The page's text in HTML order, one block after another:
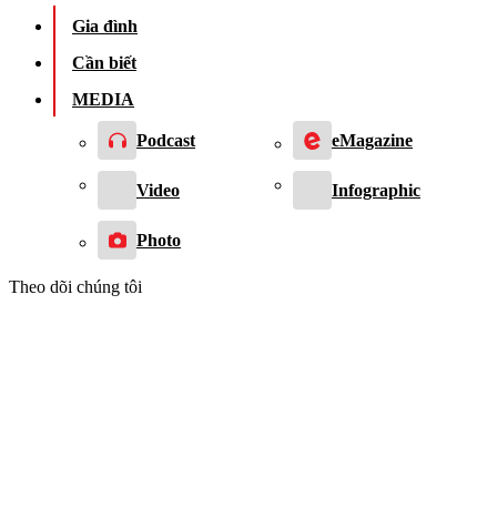
Gia đình
Cần biết
MEDIA
Podcast eMagazine
Video Infographic
Photo
Theo dõi chúng tôi